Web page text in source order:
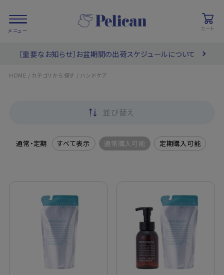
カート
PRODUCTS/ 商品を探す
［重要なお知らせ］お盆期間の出荷スケジュールについて
HOME / カテゴリから探す / ハンドケア
並び替え
通常・定期 すべて表示 通常購入可能 定期購入可能